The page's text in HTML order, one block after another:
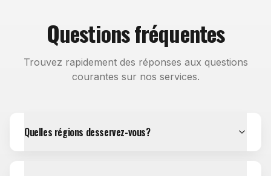
Questions fréquentes
Trouvez rapidement des réponses aux questions
courantes sur nos services.
Quelles régions desservez-vous?